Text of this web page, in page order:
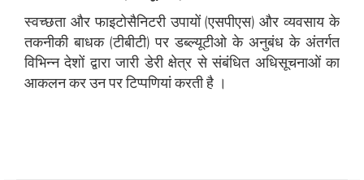
स्वच्छता और फाइटोसैनिटरी उपायों (एसपीएस) और व्यवसाय के
तकनीकी बाधक (टीबीटी) पर डब्ल्यूटीओ के अनुबंध के अंतर्गत
विभिन्न देशों द्वारा जारी डेरी क्षेत्र से संबंधित अधिसूचनाओं का
आकलन कर उन पर टिप्पणियां करती है ।